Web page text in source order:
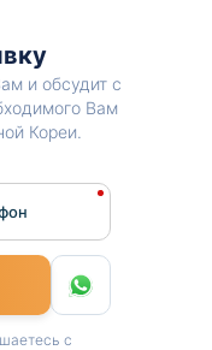
и обсудит с
Вам
Кореи.
с